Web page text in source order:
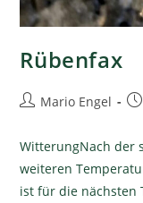
Rübenfax
Mario Engel
WitterungNach der
weiteren
ist für die nächsten